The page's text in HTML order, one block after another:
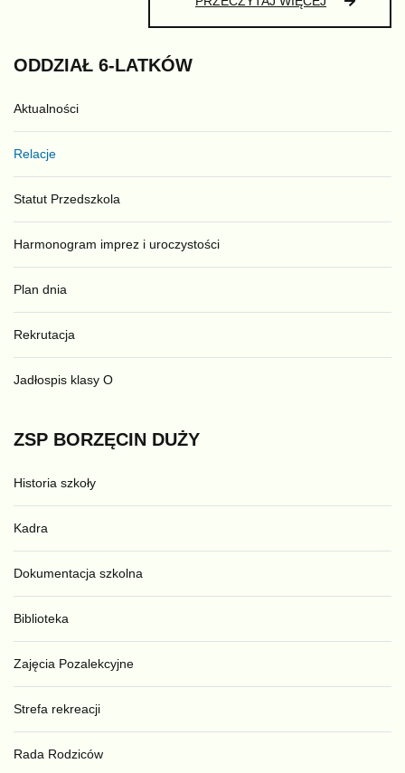
ODDZIAŁ 6-LATKÓW
Aktualności
Relacje
Statut Przedszkola
Harmonogram imprez i uroczystości
Plan dnia
Rekrutacja
Jadłospis klasy O
ZSP BORZĘCIN DUŻY
Historia szkoły
Kadra
Dokumentacja szkolna
Biblioteka
Zajęcia Pozalekcyjne
Strefa rekreacji
Rada Rodziców